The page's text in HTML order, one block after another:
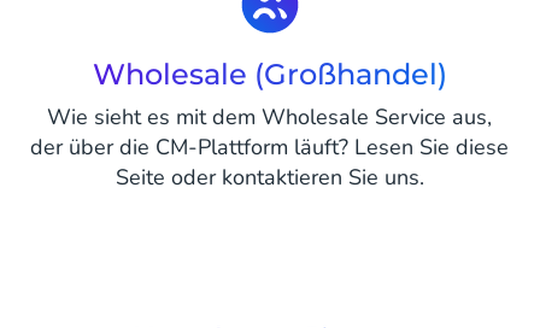
Wholesale (Großhandel)
Wie sieht es mit dem Wholesale Service aus,
der über die CM-Plattform läuft? Lesen Sie diese
Seite oder kontaktieren Sie uns.